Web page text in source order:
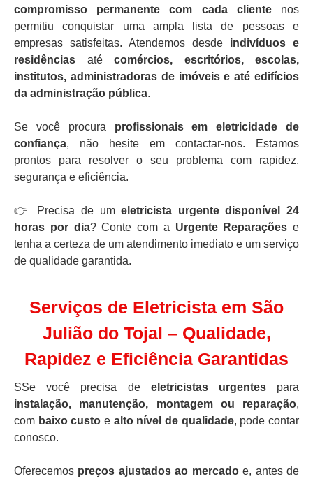
compromisso permanente com cada clientenos
permitiu conquistar uma ampla lista de pessoas e
empresas satisfeitas. Atendemos desde indivíduos e
residências até comércios, escritórios, escolas,
institutos, administradoras de imóveis e até edifícios
da administração pública.
Se você procura profissionais em eletricidade de
confiança, não hesite em contactar-nos. Estamos
prontos para resolver o seu problema com rapidez,
segurança e eficiência.
👉 Precisa de umeletricista urgente disponível 24
horas por dia? Conte com a Urgente Reparações e
tenha a certeza de um atendimento imediato e um serviço
de qualidade garantida.
Serviços de Eletricista em São
Julião do Tojal – Qualidade,
Rapidez e Eficiência Garantidas
SSe você precisa de eletricistas urgentespara
instalação, manutenção, montagem ou reparação,
com baixo custo e alto nível de qualidade, pode contar
conosco.
Oferecemos preços ajustados ao mercadoe, antes de